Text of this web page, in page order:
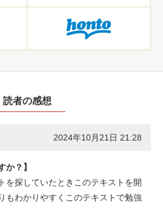
読者の感想
2024年10月21日 21:28
か？】
を探していたときこのテキストを開
もわかりやすくこのテキストで勉強